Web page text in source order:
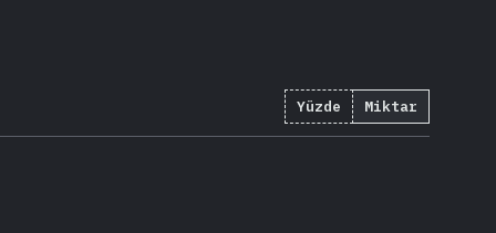
Yüzde Miktar